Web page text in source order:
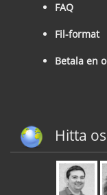
FAQ
Fil-format
Betala en
Hitta